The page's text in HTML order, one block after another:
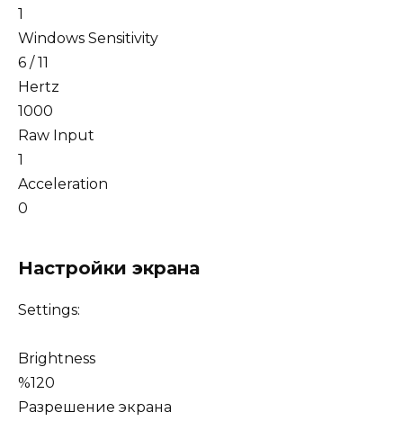
1
Windows Sensitivity
6 / 11
Hertz
1000
Raw Input
1
Acceleration
0
Настройки экрана
Settings:
Brightness
%120
Разрешение экрана